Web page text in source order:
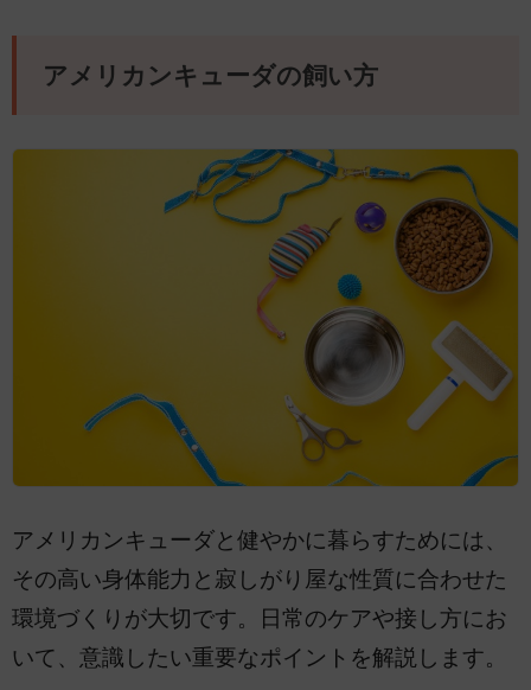
アメリカンキューダの飼い方
アメリカンキューダと健やかに暮らすためには、
その高い身体能力と寂しがり屋な性質に合わせた
環境づくりが大切です。日常のケアや接し方にお
いて、意識したい重要なポイントを解説します。